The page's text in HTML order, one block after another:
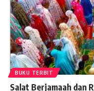
BUKU TERBIT
Salat Berjamaah dan